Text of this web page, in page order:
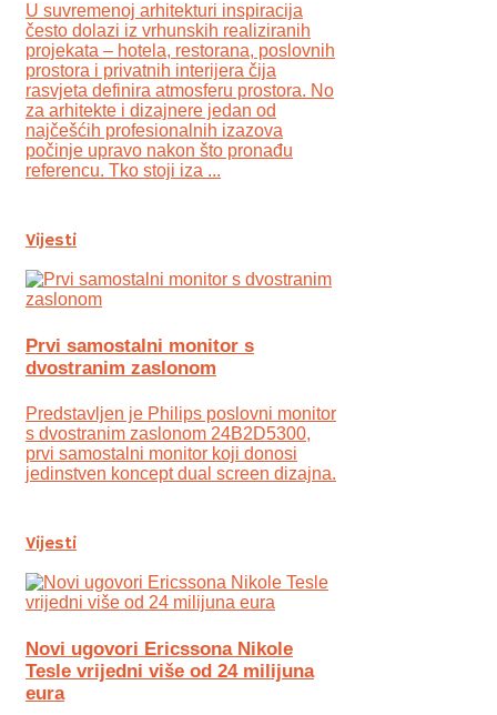
U suvremenoj arhitekturi inspiracija
često dolazi iz vrhunskih realiziranih
projekata – hotela, restorana, poslovnih
prostora i privatnih interijera čija
rasvjeta definira atmosferu prostora. No
za arhitekte i dizajnere jedan od
najčešćih profesionalnih izazova
počinje upravo nakon što pronađu
referencu. Tko stoji iza ...
Vijesti
Prvi samostalni monitor s
dvostranim zaslonom
Predstavljen je Philips poslovni monitor
s dvostranim zaslonom 24B2D5300,
prvi samostalni monitor koji donosi
jedinstven koncept dual screen dizajna.
Vijesti
Novi ugovori Ericssona Nikole
Tesle vrijedni više od 24 milijuna
eura